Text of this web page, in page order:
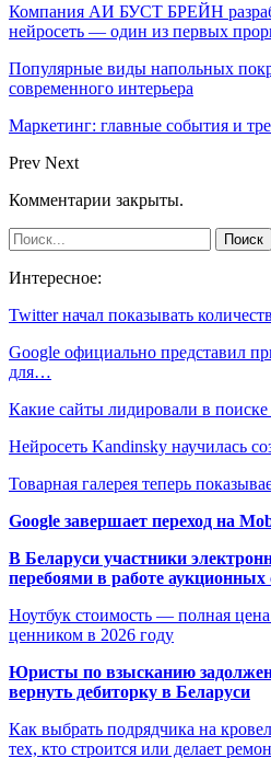
Компания АИ БУСТ БРЕЙН
нейросеть — один из первых
Популярные виды напольных
современного интерьера
Маркетинг: главные события и
Prev Next
Комментарии закрыты.
Интересное:
Twitter начал показывать
Google официально представил
для…
Какие сайты лидировали в
Нейросеть Kandinsky научилась
Товарная галерея теперь
Google завершает переход на
В Беларуси участники
перебоями в работе аукционных
Ноутбук стоимость — полная цена
ценником в 2026 году
Юристы по взысканию
вернуть дебиторку в Беларуси
Как выбрать подрядчика на
тех, кто строится или делает